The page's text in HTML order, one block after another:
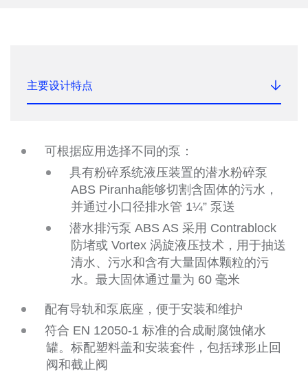
主要设计特点
可根据应用选择不同的泵：
具有粉碎系统液压装置的潜水粉碎泵
ABS Piranha能够切割含固体的污水，
并通过小口径排水管 1¼” 泵送
潜水排污泵 ABS AS 采用 Contrablock
防堵或 Vortex 涡旋液压技术，用于抽送
清水、污水和含有大量固体颗粒的污
水。最大固体通过量为 60 毫米
配有导轨和泵底座，便于安装和维护
符合 EN 12050-1 标准的合成耐腐蚀储水
罐。标配塑料盖和安装套件，包括球形止回
阀和截止阀